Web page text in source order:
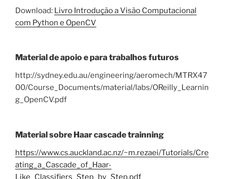
Download: Livro Introdução a Visão Computacional
com Python e OpenCV
Material de apoio e para trabalhos futuros
http://sydney.edu.au/engineering/aeromech/MTRX47
00/Course_Documents/material/labs/OReilly_Learnin
g_OpenCV.pdf
Material sobre Haar cascade trainning
https://www.cs.auckland.ac.nz/~m.rezaei/Tutorials/Cre
ating_a_Cascade_of_Haar-
Like_Classifiers_Step_by_Step.pdf